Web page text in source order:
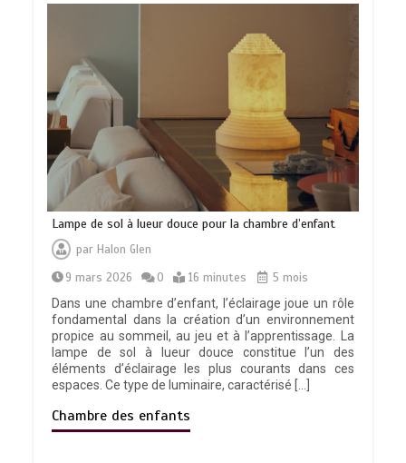
Lampe de sol à lueur douce pour la chambre d’enfant
par Halon Glen
9 mars 2026
0 16 minutes
5 mois
Dans une chambre d’enfant, l’éclairage joue un rôle
fondamental dans la création d’un environnement
propice au sommeil, au jeu et à l’apprentissage. La
lampe de sol à lueur douce constitue l’un des
éléments d’éclairage les plus courants dans ces
espaces. Ce type de luminaire, caractérisé […]
Chambre des enfants